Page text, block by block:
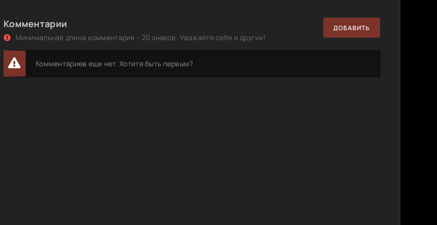
MB
Монстры против пришельцев / Monsters vs Aliens (2009) BDRip
1080p
Монстры против пришельцев / Monsters vs Aliens (2009) BDRip
от HQ-ViDEO
1.71 GB 1 0
Монстры против пришельцев / Monsters vs. Aliens:The
Videogame (2009) РС
Комментарии
Минимальная длина комментария - 20 знаков. Уважайте себя и других!
ДОБАВИТЬ
Комментариев еще нет. Хотите быть первым?